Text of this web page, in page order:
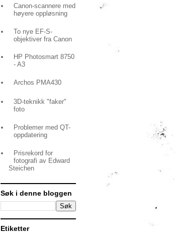
Canon-scannere med
høyere oppløsning
To nye EF-S-
objektiver fra Canon
HP Photosmart 8750
- A3
Archos PMA430
3D-teknikk "faker"
foto
Problemer med QT-
oppdatering
Prisrekord for
fotografi av Edward
Steichen
Søk i denne bloggen
Etiketter